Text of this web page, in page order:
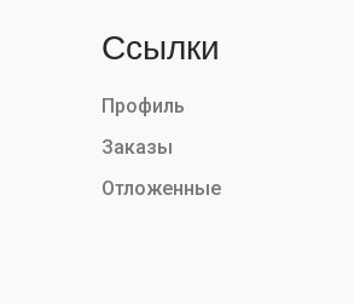
Ссылки
Профиль
Заказы
Отложенные